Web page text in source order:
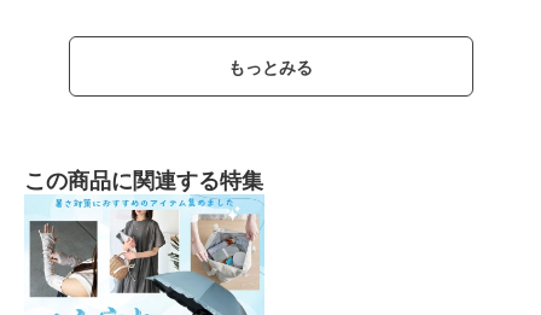
もっとみる
この商品に関連する特集